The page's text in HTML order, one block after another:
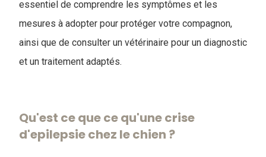
essentiel de comprendre les symptômes et les
mesures à adopter pour protéger votre compagnon,
ainsi que de consulter un vétérinaire pour un diagnostic
et un traitement adaptés.
Qu'est ce que ce qu'une crise
d'epilepsie chez le chien ?